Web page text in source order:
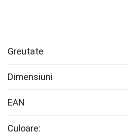
Greutate
Dimensiuni
EAN
Culoare: